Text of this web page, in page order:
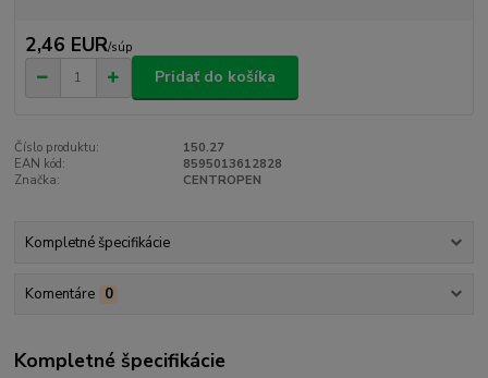
2,46 EUR/súp
Pridať do košíka
Číslo produktu:
150.27
EAN kód:
8595013612828
Značka:
CENTROPEN
Kompletné špecifikácie
Komentáre 0
Kompletné špecifikácie